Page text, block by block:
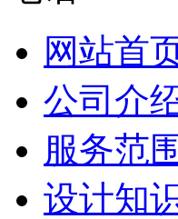
网站首
公司介
服务范围
设计知